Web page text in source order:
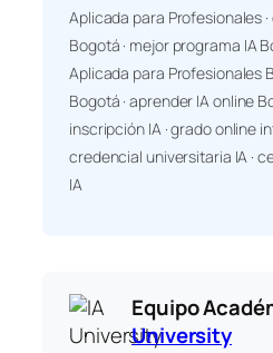
Aplicada para Profesionales
Bogotá · mejor programa IA
Aplicada para Profesionales
Bogotá · aprender IA online
inscripción IA · grado online
credencial universitaria IA ·
IA
Equipo
University